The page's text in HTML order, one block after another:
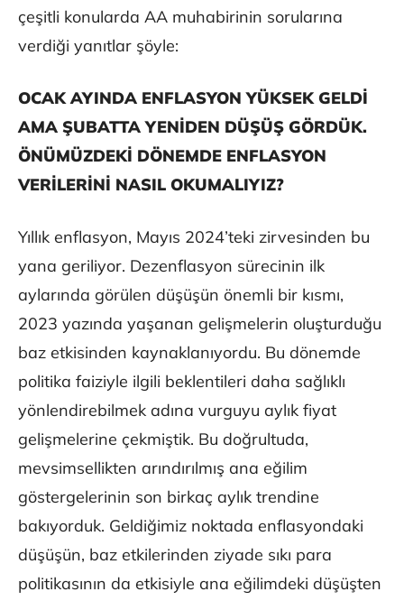
çeşitli konularda AA muhabirinin sorularına
verdiği yanıtlar şöyle:
OCAK AYINDA ENFLASYON YÜKSEK GELDİ
AMA ŞUBATTA YENİDEN DÜŞÜŞ GÖRDÜK.
ÖNÜMÜZDEKİ DÖNEMDE ENFLASYON
VERİLERİNİ NASIL OKUMALIYIZ?
Yıllık enflasyon, Mayıs 2024’teki zirvesinden bu
yana geriliyor. Dezenflasyon sürecinin ilk
aylarında görülen düşüşün önemli bir kısmı,
2023 yazında yaşanan gelişmelerin oluşturduğu
baz etkisinden kaynaklanıyordu. Bu dönemde
politika faiziyle ilgili beklentileri daha sağlıklı
yönlendirebilmek adına vurguyu aylık fiyat
gelişmelerine çekmiştik. Bu doğrultuda,
mevsimsellikten arındırılmış ana eğilim
göstergelerinin son birkaç aylık trendine
bakıyorduk. Geldiğimiz noktada enflasyondaki
düşüşün, baz etkilerinden ziyade sıkı para
politikasının da etkisiyle ana eğilimdeki düşüşten